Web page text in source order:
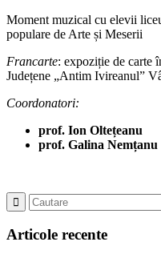
Moment muzical cu elevii
populare de Arte și Meserii
Francarte: expoziție de carte
Județene „Antim Ivireanul”
Coordonatori:
prof. Ion Oltețeanu
prof. Galina Nemțanu
Articole recente